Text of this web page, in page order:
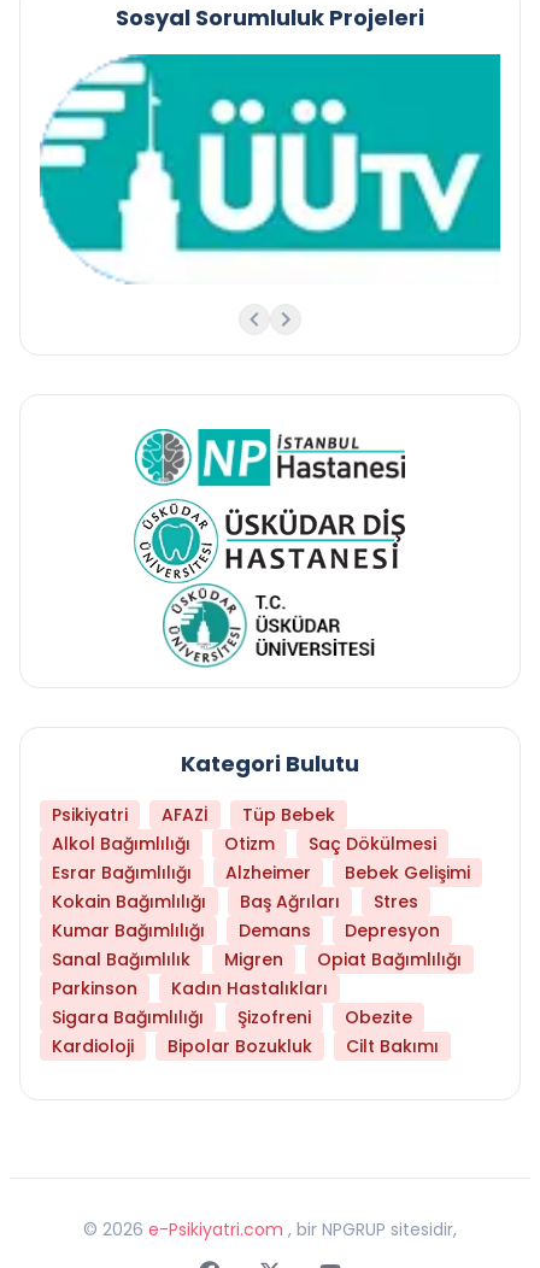
Sosyal Sorumluluk Projeleri
Kategori Bulutu
Psikiyatri AFAZİ
Tüp Bebek
Alkol Bağımlılığı
Otizm
Saç Dökülmesi
Esrar Bağımlılığı
Alzheimer
Bebek Gelişimi
Kokain Bağımlılığı
Baş Ağrıları
Stres
Kumar Bağımlılığı
Demans
Depresyon
Sanal Bağımlılık
Migren
Opiat Bağımlılığı
Parkinson
Kadın Hastalıkları
Sigara Bağımlılığı
Şizofreni
Obezite
Kardioloji
Bipolar Bozukluk Cilt Bakımı
© 2026 e-Psikiyatri.com , bir NPGRUP sitesidir,